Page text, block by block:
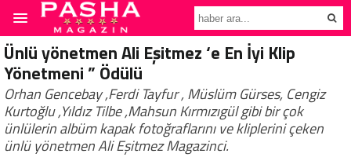
Ünlü yönetmen Ali Eşitmez ‘e En İyi Klip
Yönetmeni ” Ödülü
Orhan Gencebay ,Ferdi Tayfur , Müslüm Gürses, Cengiz
Kurtoğlu ,Yıldız Tilbe ,Mahsun Kırmızıgül gibi bir çok
ünlülerin albüm kapak fotoğraflarını ve kliplerini çeken
ünlü yönetmen Ali Eşitmez Magazinci.